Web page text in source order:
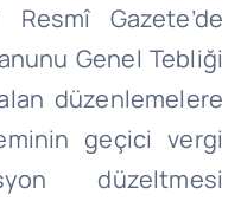
Gazete’de
Genel Tebliği
düzenlemelere
geçici vergi
düzeltmesi